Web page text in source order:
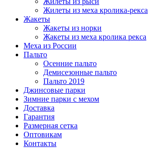
Жилеты из меха кролика-рекса
Жакеты
Жакеты из норки
Жакеты из меха кролика рекса
Меха из России
Пальто
Осенние пальто
Демисезонные пальто
Пальто 2019
Джинсовые парки
Зимние парки с мехом
Доставка
Гарантия
Размерная сетка
Оптовикам
Контакты